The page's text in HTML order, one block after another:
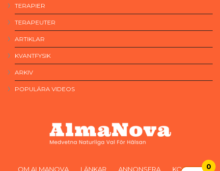
TERAPIER
TERAPEUTER
ARTIKLAR
KVANTFYSIK
ARKIV
POPULÄRA VIDEOS
OM ALMANOVA LÄNKAR ANNONSERA KONTAKT 0